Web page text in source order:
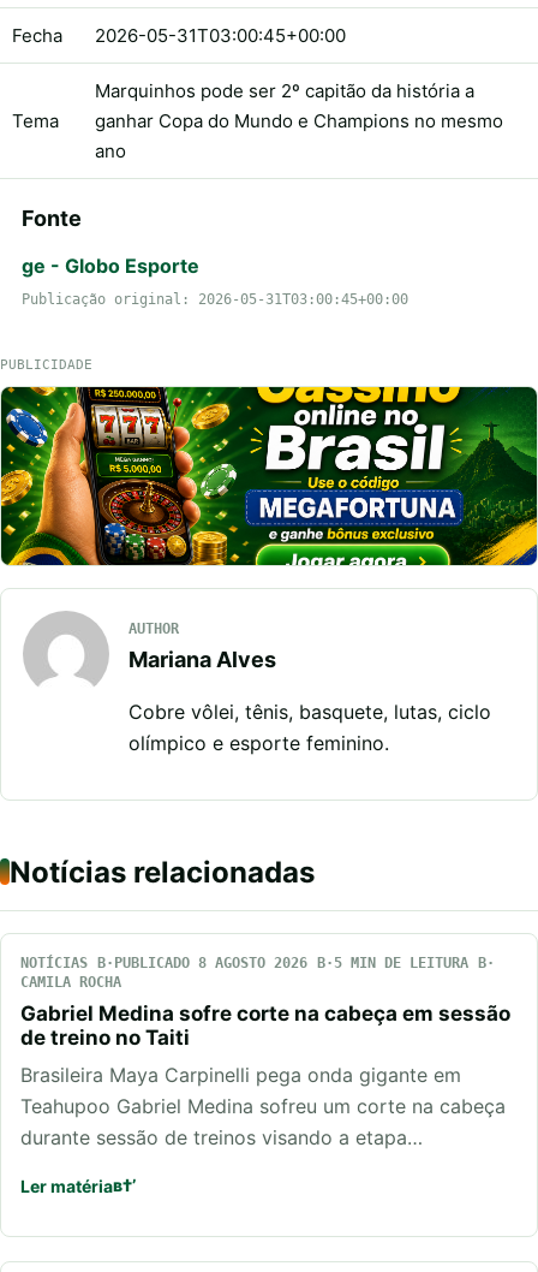
Fecha 2026-05-31T03:00:45+00:00
Tema
Marquinhos pode ser 2º capitão da história a
ganhar Copa do Mundo e Champions no mesmo
ano
Fonte
ge - Globo Esporte
Publicação original: 2026-05-31T03:00:45+00:00
PUBLICIDADE
AUTHOR
Mariana Alves
Cobre vôlei, tênis, basquete, lutas, ciclo
olímpico e esporte feminino.
Notícias relacionadas
NOTÍCIAS PUBLICADO 8 AGOSTO 2026
5 MIN DE LEITURA
CAMILA ROCHA
Gabriel Medina sofre corte na cabeça em sessão
de treino no Taiti
Brasileira Maya Carpinelli pega onda gigante em
Teahupoo Gabriel Medina sofreu um corte na cabeça
durante sessão de treinos visando a etapa…
Ler matéria